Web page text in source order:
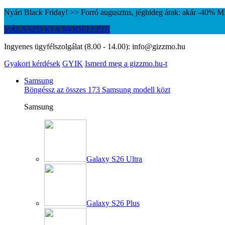
Nyári Black Friday! >> Forró augusztus, jéghideg árak: akár -40%
VÁLASZD KI A MODELLED!
Ingyenes ügyfélszolgálat (8.00 - 14.00): info@gizzmo.hu
Gyakori kérdések GYIK Ismerd meg a gizzmo.hu-t
Samsung
Böngéssz az összes 173 Samsung modell közt
Samsung
Galaxy S26 Ultra
Galaxy S26 Plus